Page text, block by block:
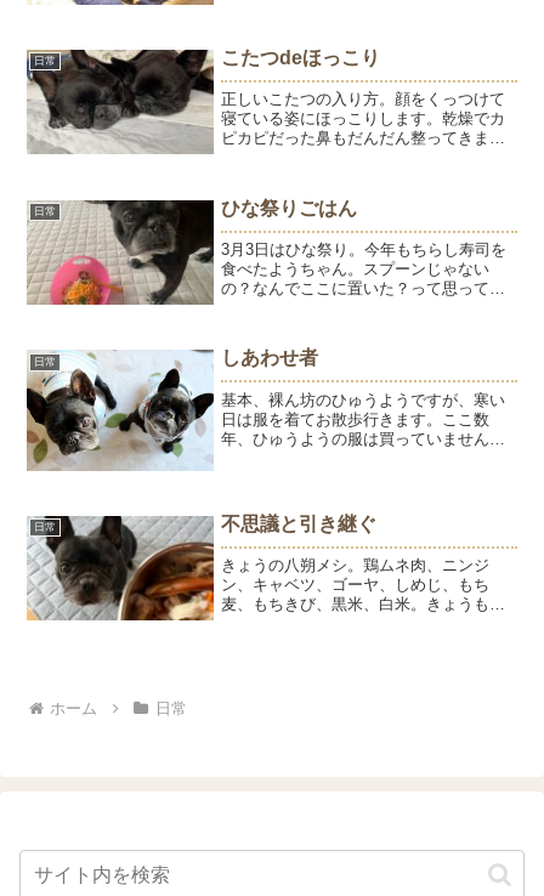
日常 こたつdeほっこり
正しいこたつの入り方。顔をくっつけて
寝ている姿にほっこりします。乾燥でカ
ピカピだった鼻もだんだん整ってきまし
ツルになりましたが、13歳と11歳は速
攻！ではなくなりまし...
日常 ひな祭りごはん
3月3日はひな祭り。今年もちらし寿司を
食べたようちゃん。スプーンじゃない
の？なんでここに置いた？って思ってま
やイベントの日は「ひゅうがいない」こ
とが沁みます。顔をぴっ...
日常 しあわせ者
基本、裸ん坊のひゅうようですが、寒い
日は服を着てお散歩行きます。ここ数
年、ひゅうようの服は買っていませんが
プレゼントです。遊びに行く...
日常 不思議と引き継ぐ
きょうの八朔メシ。鶏ムネ肉、ニンジ
ン、キャベツ、ゴーヤ、しめじ、もち
麦、もちきび、黒米、白米。きょうも完
ホーム
日常